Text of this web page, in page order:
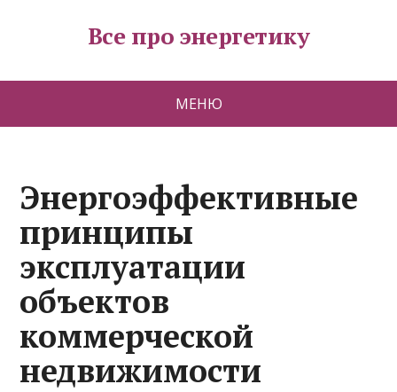
Все про энергетику
МЕНЮ
Энергоэффективные
принципы
эксплуатации
объектов
коммерческой
недвижимости